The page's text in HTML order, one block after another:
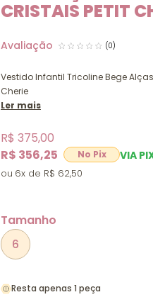
CRISTAIS PETIT
(0)
Vestido Infantil Tricoline Bege
Cherie
Ler mais
R$ 356,25 VIA
R$ 375,00
6x R$ 62,50
Tamanho
6
Resta apenas 1 peça